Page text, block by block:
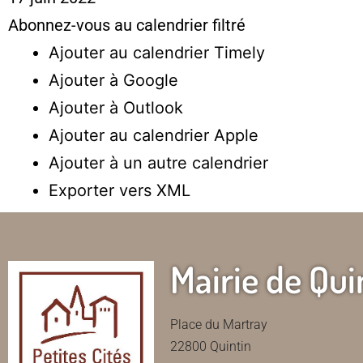
Abonnez-vous au calendrier filtré
Ajouter au calendrier Timely
Ajouter à Google
Ajouter à Outlook
Ajouter au calendrier Apple
Ajouter à un autre calendrier
Exporter vers XML
Mairie de
Place du Martray
22800 Quintin